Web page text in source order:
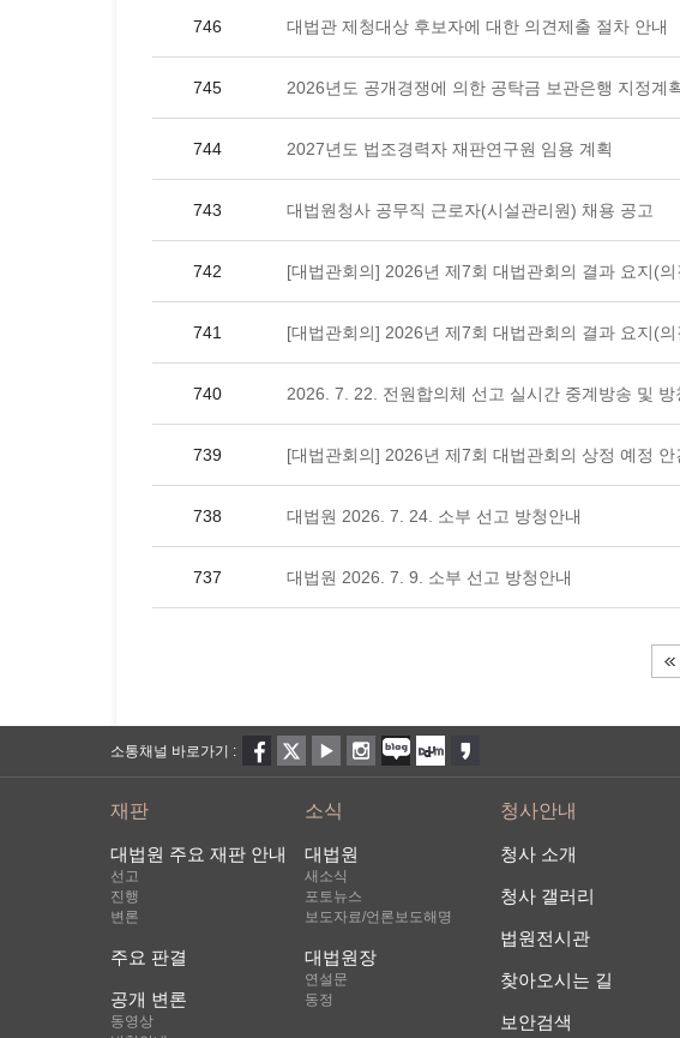
746 대법관 제청대상 후보자에 대한 의견제출 절차 안내
745 2026년도 공개경쟁에 의한 공탁금 보관은행 지정계
744 2027년도 법조경력자 재판연구원 임용 계획
743 대법원청사 공무직 근로자(시설관리원) 채용 공고
742 [대법관회의] 2026년 제7회 대법관회의 결과 요지(
741 [대법관회의] 2026년 제7회 대법관회의 결과 요지(
740 2026. 7. 22. 전원합의체 선고 실시간 중계방송 및 방
739 [대법관회의] 2026년 제7회 대법관회의 상정 예정 안
738 대법원 2026. 7. 24. 소부 선고 방청안내
737 대법원 2026. 7. 9. 소부 선고 방청안내
소통채널 바로가기 :
재판
대법원 주요 재판 안내
선고
진행
변론
주요 판결
공개 변론
동영상
소식
대법원
새소식
포토뉴스
보도자료/언론보도해명
대법원장
연설문
동정
청사안내
청사 소개
청사 갤러리
법원전시관
찾아오시는 길
보안검색